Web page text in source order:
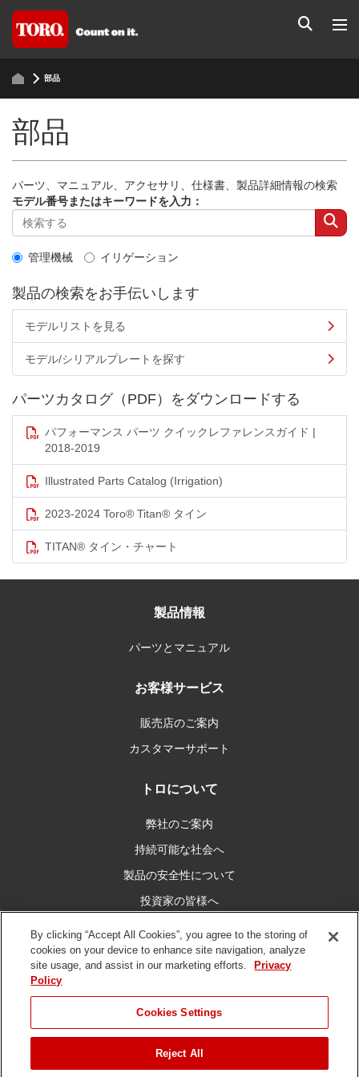
部品
部品
パーツ、マニュアル、アクセサリ、仕様書、製品詳細情報の検索
モデル番号またはキーワードを入力：
管理機械 イリゲーション
製品の検索をお手伝いします
モデルリストを見る
モデル/シリアルプレートを探す
パーツカタログ（PDF）をダウンロードする
パフォーマンス パーツ クイックレファレンスガイド |
2018-2019
Illustrated Parts Catalog (Irrigation)
2023-2024 Toro® Titan® タイン
TITAN® タイン・チャート
製品情報
パーツとマニュアル
お客様サービス
販売店のご案内
カスタマーサポート
トロについて
弊社のご案内
持続可能な社会へ
製品の安全性について
投資家の皆様へ
私たちとつなぐ
ご利用条件 プライバシーポリシー DMCA/コピーライトポリシー
By clicking “Accept All Cookies”, you agree to the storing of
cookies on your device to enhance site navigation, analyze
site usage, and assist in our marketing efforts.
Privacy
Policy
Cookies Settings
Reject All